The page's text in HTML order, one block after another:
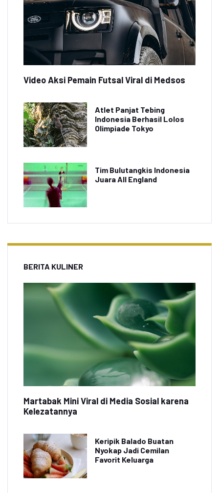
Video Aksi Pemain Futsal Viral di Medsos
Atlet Panjat Tebing
Indonesia Berhasil Lolos
Olimpiade Tokyo
Tim Bulutangkis Indonesia
Juara All England
BERITA KULINER
Martabak Mini Viral di Media Sosial karena
Kelezatannya
Keripik Balado Buatan
Nyokap Jadi Cemilan
Favorit Keluarga